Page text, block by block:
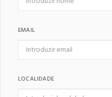
EMAIL
LOCALIDADE